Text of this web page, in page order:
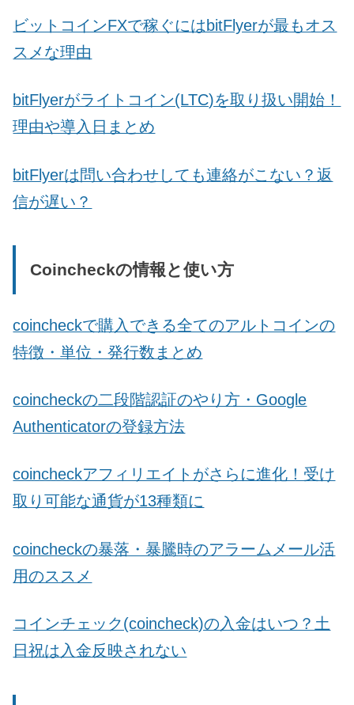
ビットコインFXで稼ぐにはbitFlyerが最もオス
スメな理由
bitFlyerがライトコイン(LTC)を取り扱い開始！
理由や導入日まとめ
bitFlyerは問い合わせしても連絡がこない？返
信が遅い？
Coincheckの情報と使い方
coincheckで購入できる全てのアルトコインの
特徴・単位・発行数まとめ
coincheckの二段階認証のやり方・Google
Authenticatorの登録方法
coincheckアフィリエイトがさらに進化！受け
取り可能な通貨が13種類に
coincheckの暴落・暴騰時のアラームメール活
用のススメ
コインチェック(coincheck)の入金はいつ？土
日祝は入金反映されない